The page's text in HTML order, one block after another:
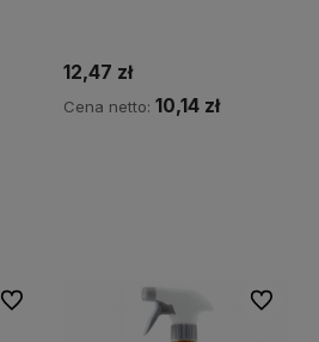
12,47 zł
Cena netto: 10,14 zł
Do ulubionych Do